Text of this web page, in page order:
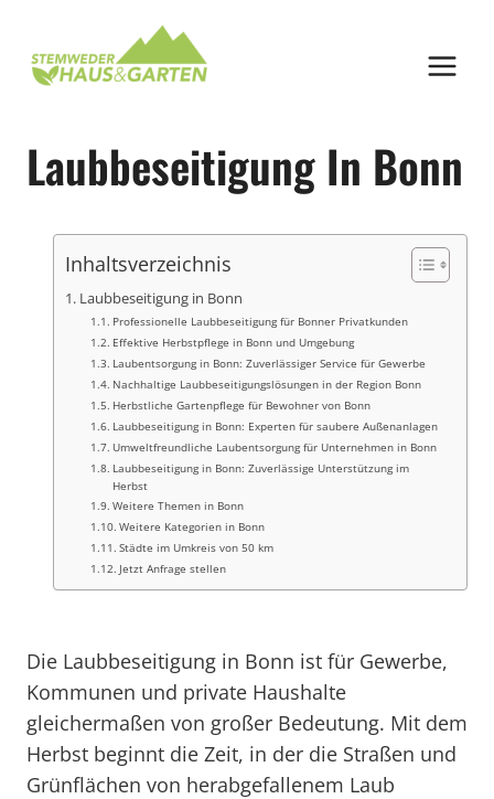
springen
Laubbeseitigung In Bonn
Inhaltsverzeichnis
Laubbeseitigung in Bonn
Professionelle Laubbeseitigung für Bonner Privatkunden
Effektive Herbstpflege in Bonn und Umgebung
Laubentsorgung in Bonn: Zuverlässiger Service für Gewerbe
Nachhaltige Laubbeseitigungslösungen in der Region Bonn
Herbstliche Gartenpflege für Bewohner von Bonn
Laubbeseitigung in Bonn: Experten für saubere Außenanlagen
Umweltfreundliche Laubentsorgung für Unternehmen in Bonn
Laubbeseitigung in Bonn: Zuverlässige Unterstützung im
Herbst
Weitere Themen in Bonn
Weitere Kategorien in Bonn
Städte im Umkreis von 50 km
Jetzt Anfrage stellen
Die Laubbeseitigung in Bonn ist für Gewerbe,
Kommunen und private Haushalte
gleichermaßen von großer Bedeutung. Mit dem
Herbst beginnt die Zeit, in der die Straßen und
Grünflächen von herabgefallenem Laub